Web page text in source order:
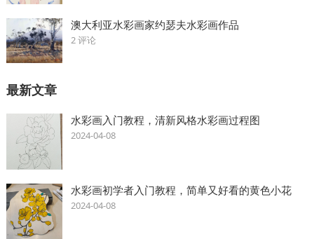
澳大利亚水彩画家约瑟夫水彩画作品
2 评论
最新文章
水彩画入门教程，清新风格水彩画过程图
2024-04-08
水彩画初学者入门教程，简单又好看的黄色小花
2024-04-08